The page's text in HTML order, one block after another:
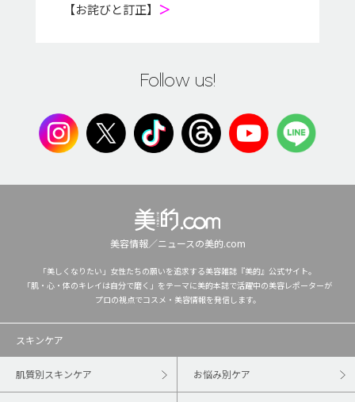
【お詫びと訂正】 ＞
Follow us!
美容情報／ニュースの美的.com
「美しくなりたい」女性たちの願いを追求する美容雑誌『美的』公式サイト。
「肌・心・体のキレイは自分で磨く」をテーマに美的本誌で活躍中の美容レポーターが
プロの視点でコスメ・美容情報を発信します。
スキンケア
肌質別スキンケア お悩み別ケア